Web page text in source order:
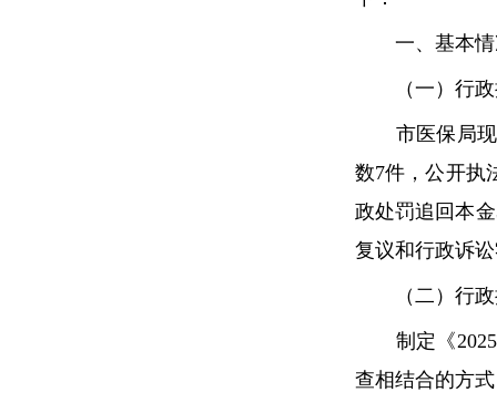
一、基本情
（一）行政
市医保局现
数7件，公开执
政处罚追回本
复议和行政诉
（二）行政
制定《2025
查相结合的方